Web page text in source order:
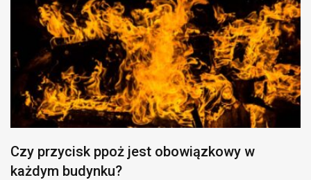
Czy przycisk ppoż jest obowiązkowy w
każdym budynku?